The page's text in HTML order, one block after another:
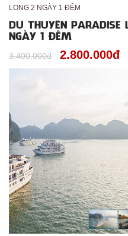
LONG 2 NGÀY 1 ĐÊM
DU THUYỀN PARADISE
NGÀY 1 ĐÊM
3.400.000đ 2.800.000đ